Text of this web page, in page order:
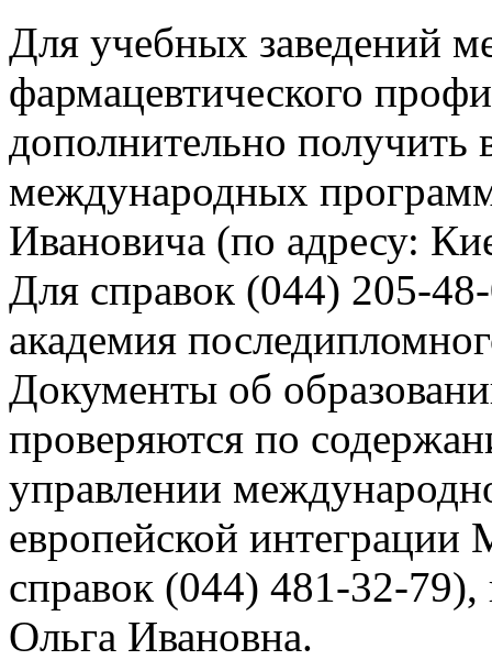
Для учебных заведений
фармацевтического
дополнительно получить
международных
Ивановича (по адресу:
Для справок (044) 205-
академия
Документы об
проверяются по
управлении
европейской
справок (044) 481-32-
Ольга Ивановна.